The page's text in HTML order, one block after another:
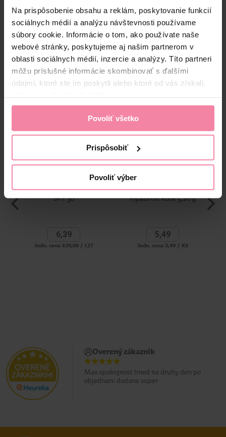
Na prispôsobenie obsahu a reklám, poskytovanie funkcií
sociálnych médií a analýzu návštevnosti používame
súbory cookie. Informácie o tom, ako používate naše
webové stránky, poskytujeme aj našim partnerom v
oblasti sociálnych médií, inzercie a analýzy. Títo partneri
môžu príslušné informácie skombinovať s ďalšími
údajmi, ktoré ste im poskytli alebo ktoré od vás získali,
Povoliť všetko
Prispôsobiť
Povoliť výber
ochránia pred vonkajšími vplyvmi. Hydratačný hyalurón
zabráni strate vody z pier a prispeje k ich plnému vzhľadu.
Nový formát v tube prináša výhody ošetrujúceho balzamu a
lesku na pery, ktorý zanechá vaše pery žiarivé a vyživené
až 24 hodín.
Bezpečnosť a balenie
Zloženie
High-contrast mode
Alternatívne produkty
Labello Glowy Lips Berry
SPF 30
6,39
Jedn. cena 639,00 / LIT
Labello balzam na pery
Hyaluron Rosé 5,20 g
5,49
Jedn. cena 5,49 / KS
Overený zákazník
Max.spokojnost hned na druhy den po
objednani dodane super